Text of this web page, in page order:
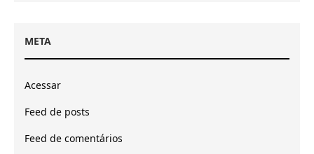
META
Acessar
Feed de posts
Feed de comentários